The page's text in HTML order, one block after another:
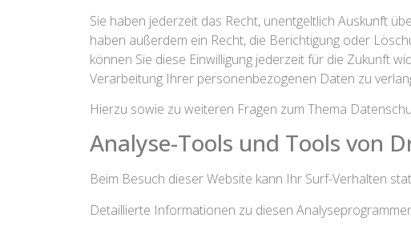
Sie haben jederzeit das Recht, unentgeltlich Auskunft
haben außerdem ein Recht, die Berichtigung oder
können Sie diese Einwilligung jederzeit für die Zukunft
Verarbeitung Ihrer personenbezogenen Daten zu
Hierzu sowie zu weiteren Fragen zum Thema
Analyse-Tools und Tools von
Beim Besuch dieser Website kann Ihr Surf-Verhalten
Detaillierte Informationen zu diesen